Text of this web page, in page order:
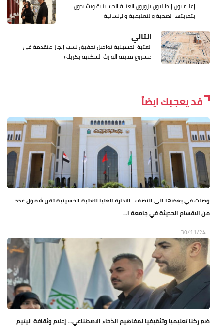
إعلاميون إيطاليون يزورون العتبة الحسينية ويشيدون
بتجربتها الصحية والتعليمية والإنسانية
التالي
العتبة الحسينية تواصل تحقيق نسب إنجاز متقدمة في
مشروع مدينة الوارث السكنية بكربلاء
قد يعجبك ايضاً
وصلت في بعضها الى النصف.. الادارة العليا للعتبة الحسينية تقرر شمول عدد
من الاقسام الحديثة في جامعة ا...
30/11/24
ضم ركنا تعليميا وتثقيفيا لمفاهيم الذكاء الاصطناعي... إعلام وثقافة اليتيم